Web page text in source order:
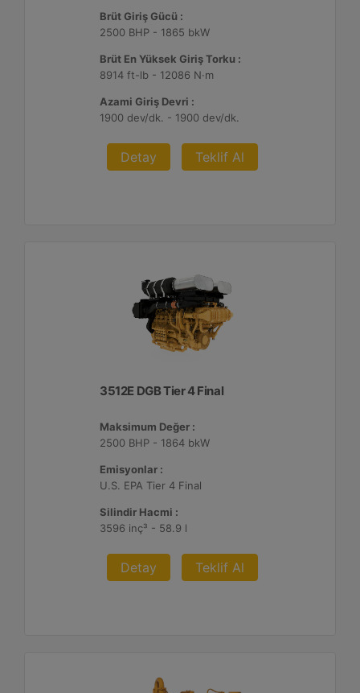
Brüt Giriş Gücü :
2500 BHP - 1865 bkW
Brüt En Yüksek Giriş Torku :
8914 ft-lb - 12086 N·m
Azami Giriş Devri :
1900 dev/dk. - 1900 dev/dk.
Detay Teklif Al
3512E DGB Tier 4 Final
Maksimum Değer :
2500 BHP - 1864 bkW
Emisyonlar :
U.S. EPA Tier 4 Final
Silindir Hacmi :
3596 inç³ - 58.9 l
Detay Teklif Al